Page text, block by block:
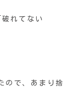
れてない
ので、あまり捨